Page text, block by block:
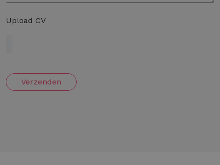
Upload CV
Verzenden